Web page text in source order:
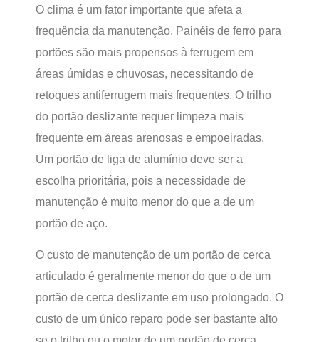
O clima é um fator importante que afeta a
frequência da manutenção. Painéis de ferro para
portões são mais propensos à ferrugem em
áreas úmidas e chuvosas, necessitando de
retoques antiferrugem mais frequentes. O trilho
do portão deslizante requer limpeza mais
frequente em áreas arenosas e empoeiradas.
Um portão de liga de alumínio deve ser a
escolha prioritária, pois a necessidade de
manutenção é muito menor do que a de um
portão de aço.
O custo de manutenção de um portão de cerca
articulado é geralmente menor do que o de um
portão de cerca deslizante em uso prolongado. O
custo de um único reparo pode ser bastante alto